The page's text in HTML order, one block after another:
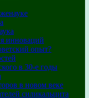
инноваций
опыт?
в 30-е годы
в новом веке
силикальцита